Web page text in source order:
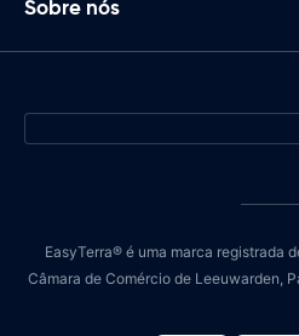
Sobre nós
EasyTerra® é uma marca registrada
Câmara de Comércio de Leeuwarden,